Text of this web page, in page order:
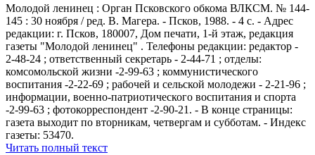
Молодой ленинец : Орган Псковского обкома ВЛКСМ. № 144-
145 : 30 ноября / ред. В. Магера. - Псков, 1988. - 4 с. - Адрес
редакции: г. Псков, 180007, Дом печати, 1-й этаж, редакция
газеты "Молодой ленинец" . Телефоны редакции: редактор -
2-48-24 ; ответственный секретарь - 2-44-71 ; отделы:
комсомольской жизни -2-99-63 ; коммунистического
воспитания -2-22-69 ; рабочей и сельской молодежи - 2-21-96 ;
информации, военно-патриотического воспитания и спорта
-2-99-63 ; фотокорреспондент -2-90-21. - В конце страницы:
газета выходит по вторникам, четвергам и субботам. - Индекс
газеты: 53470.
Читать полный текст